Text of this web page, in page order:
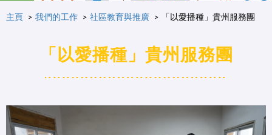
主頁 我們的工作 社區教育與推廣 「以愛播種」貴州服務團
「以愛播種」貴州服務團